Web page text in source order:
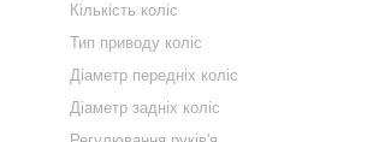
Кількість коліс
Тип приводу коліс
Діаметр передніх коліс
Діаметр задніх коліс